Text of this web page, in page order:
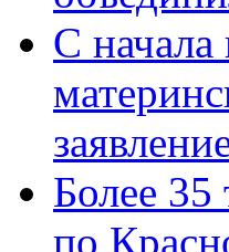
С начала
Более
по